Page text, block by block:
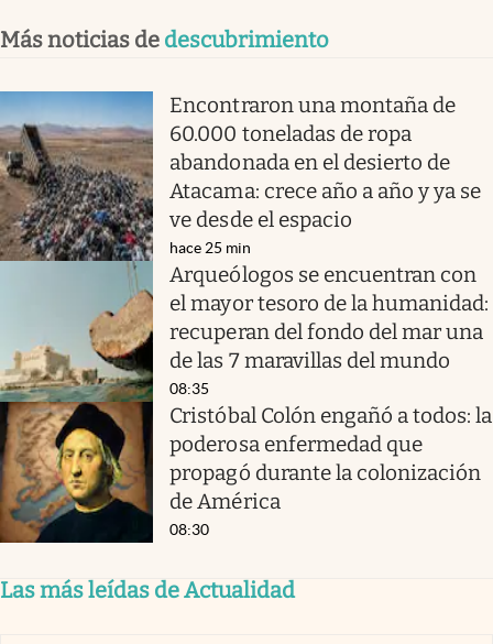
Más noticias de descubrimiento
Encontraron una montaña de
60.000 toneladas de ropa
abandonada en el desierto de
Atacama: crece año a año y ya se
ve desde el espacio
hace 25 min
Arqueólogos se encuentran con
el mayor tesoro de la humanidad:
recuperan del fondo del mar una
de las 7 maravillas del mundo
08:35
Cristóbal Colón engañó a todos: la
poderosa enfermedad que
propagó durante la colonización
de América
08:30
Las más leídas de Actualidad